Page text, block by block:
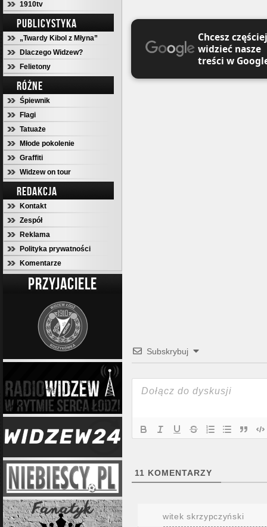
1910tv
PUBLICYSTYKA
„Twardy Kibol z Młyna”
Dlaczego Widzew?
Felietony
RÓŻNE
Śpiewnik
Flagi
Tatuaże
Młode pokolenie
Graffiti
Widzew on tour
REDAKCJA
Kontakt
Zespół
Reklama
Polityka prywatności
Komentarze
PRZYJACIELE
Chcesz częściej
widzieć nasze
treści w
Subskrybuj
11 KOMENTARZY
witek skrzypczyński